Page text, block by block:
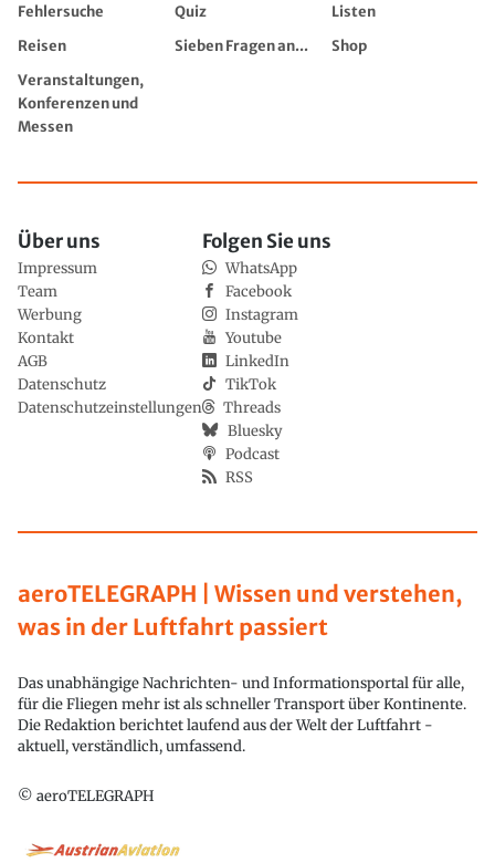
Fehlersuche
Quiz
Listen
Reisen
Sieben Fragen an...
Shop
Veranstaltungen,
Konferenzen und
Messen
aeroTELEGRAPH | Wissen und verstehen,
was in der Luftfahrt passiert
Das unabhängige Nachrichten- und Informationsportal für alle,
für die Fliegen mehr ist als schneller Transport über Kontinente.
Die Redaktion berichtet laufend aus der Welt der Luftfahrt -
aktuell, verständlich, umfassend.
© aeroTELEGRAPH
Über uns
Impressum
Team
Werbung
Kontakt
AGB
Datenschutz
Datenschutzeinstellungen
Folgen Sie uns
WhatsApp
Facebook
Instagram
Youtube
LinkedIn
TikTok
Threads
Bluesky
Podcast
RSS